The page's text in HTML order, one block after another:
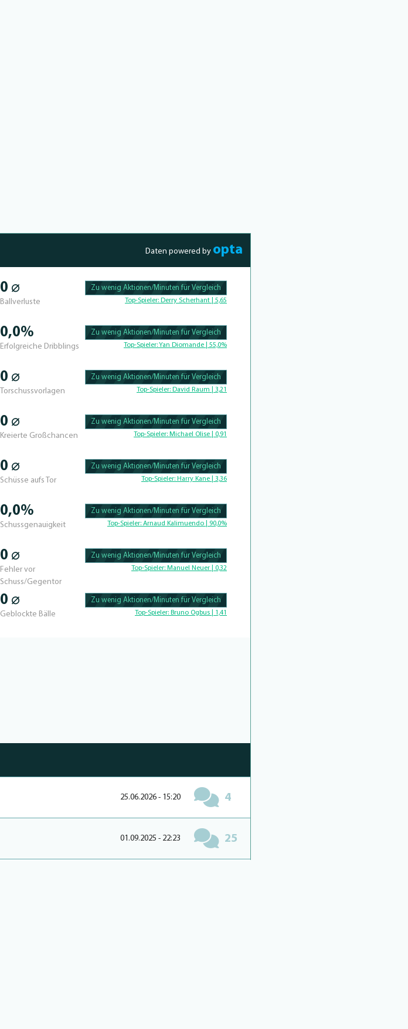
Daten powered by opta
0 ⌀
Ballverluste
100.47619047619% Complete
Zu wenig Aktionen/Minuten für Vergleich
Top-Spieler: Derry Scherhant | 5,65
0,0%
Erfolgreiche Dribblings
100.46296296296% Complete
Zu wenig Aktionen/Minuten für Vergleich
Top-Spieler:Yan Diomande | 55,0%
0 ⌀
Torschussvorlagen
100.4329004329% Complete
Zu wenig Aktionen/Minuten für Vergleich
Top-Spieler: David Raum | 3,21
0 ⌀
Kreierte Großchancen
100.625% Complete
Zu wenig Aktionen/Minuten für Vergleich
Top-Spieler: Michael Olise | 0,91
0 ⌀
Schüsse aufs Tor
100.46296296296% Complete
Zu wenig Aktionen/Minuten für Vergleich
Top-Spieler: Harry Kane | 3,36
0,0%
Schussgenauigkeit
100.42735042735% Complete
Zu wenig Aktionen/Minuten für Vergleich
Top-Spieler: Arnaud Kalimuendo | 90,0%
0 ⌀
Fehler vor
Schuss/Gegentor
100.56497175141% Complete
Zu wenig Aktionen/Minuten für Vergleich
Top-Spieler: Manuel Neuer | 0,32
0 ⌀
Geblockte Bälle
100.46728971963% Complete
Zu wenig Aktionen/Minuten für Vergleich
Top-Spieler: Bruno Ogbus | 1,41
25.06.2026 - 15:20 4
01.09.2025 - 22:23 25